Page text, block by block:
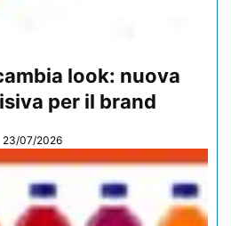
look: nuova
per il brand
23/07/2026